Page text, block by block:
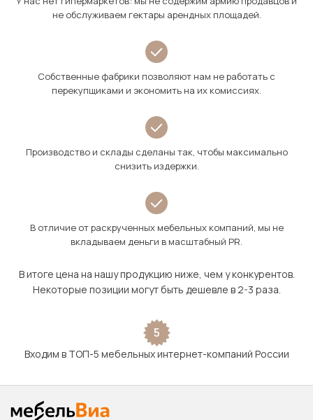
не обслуживаем гектары арендных площадей.
Собственные фабрики позволяют нам не работать с
перекупщиками и экономить на их комиссиях.
Производство и склады сделаны так, чтобы максимально
снизить издержки.
В отличие от раскрученных мебельных компаний, мы не
вкладываем деньги в масштабный PR.
В итоге цена на нашу продукцию ниже, чем у конкурентов.
Некоторые позиции могут быть дешевле в 2-3 раза.
5
Входим в ТОП-5 мебельных интернет-компаний России